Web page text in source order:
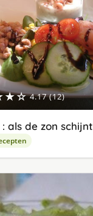
4.17 (12)
als de zon schijnt